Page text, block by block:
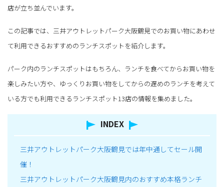
店が立ち並んでいます。
この記事では、三井アウトレットパーク大阪鶴見でのお買い物にあわせ
て利用できるおすすめのランチスポットを紹介します。
パーク内のランチスポットはもちろん、ランチを食べてからお買い物を
楽しみたい方や、ゆっくりお買い物をしてからの遅めのランチを考えて
いる方でも利用できるランチスポット13店の情報を集めました。
INDEX
三井アウトレットパーク大阪鶴見では年中通してセール開
催！
三井アウトレットパーク大阪鶴見内のおすすめ本格ランチ